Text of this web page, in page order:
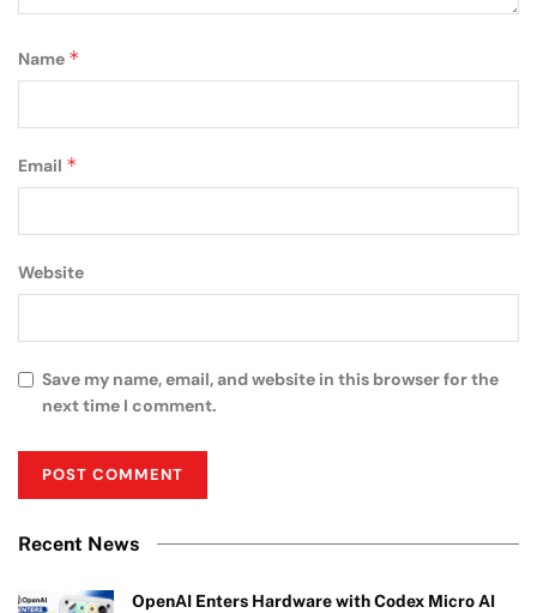
Name *
Email *
Website
Save my name, email, and website in this browser for the
next time I comment.
Recent News
OpenAI Enters Hardware with Codex Micro AI